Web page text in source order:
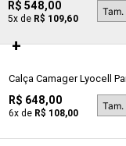
R$ 548,00
5x de R$ 109,60
Calça Camager Lyocell
R$ 648,00
6x de R$ 108,00